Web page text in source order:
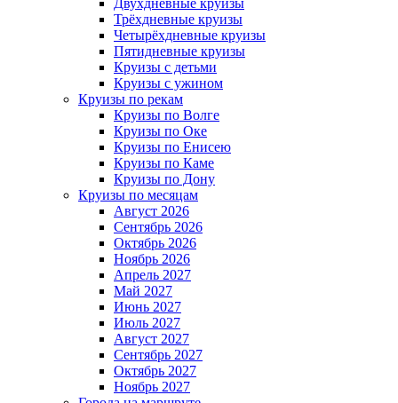
Двухдневные круизы
Трёхдневные круизы
Четырёхдневные круизы
Пятидневные круизы
Круизы с детьми
Круизы с ужином
Круизы по рекам
Круизы по Волге
Круизы по Оке
Круизы по Енисею
Круизы по Каме
Круизы по Дону
Круизы по месяцам
Август 2026
Сентябрь 2026
Октябрь 2026
Ноябрь 2026
Апрель 2027
Май 2027
Июнь 2027
Июль 2027
Август 2027
Сентябрь 2027
Октябрь 2027
Ноябрь 2027